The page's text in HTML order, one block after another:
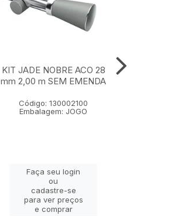
KIT JADE NOBRE ACO 28
mm 2,00 m SEM EMENDA
Código: 130002100
Embalagem: JOGO
Faça seu login
ou
cadastre-se
para ver preços
e comprar